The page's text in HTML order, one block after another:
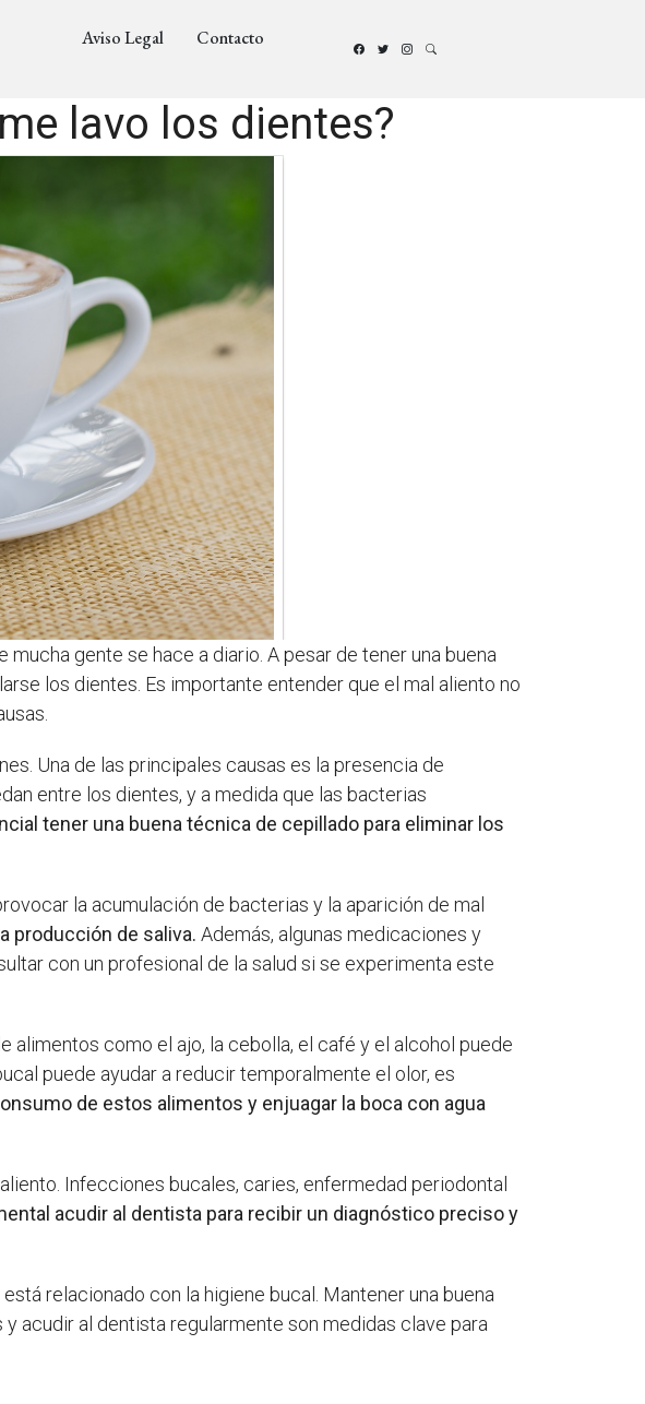
Aviso Legal Contacto
lavo los dientes?
mucha gente se hace a diario. A pesar de tener una buena
los dientes. Es importante entender que el mal aliento no
Una de las principales causas es la presencia de
entre los dientes, y a medida que las bacterias
tener una buena técnica de cepillado para eliminar los
la acumulación de bacterias y la aparición de mal
producción de saliva. Además, algunas medicaciones y
con un profesional de la salud si se experimenta este
alimentos como el ajo, la cebolla, el café y el alcohol puede
puede ayudar a reducir temporalmente el olor, es
de estos alimentos y enjuagar la boca con agua
Infecciones bucales, caries, enfermedad periodontal
acudir al dentista para recibir un diagnóstico preciso y
relacionado con la higiene bucal. Mantener una buena
acudir al dentista regularmente son medidas clave para